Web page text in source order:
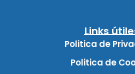
Links
Politica de
Politica de